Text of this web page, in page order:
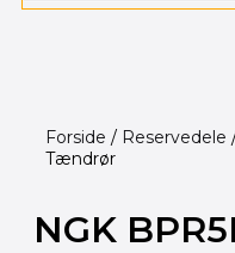
Forside / Reservedele
Tændrør
NGK